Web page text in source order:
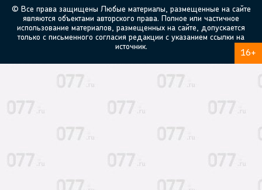
© Все права защищены Любые материалы, размещенные на сайте
являются объектами авторского права. Полное или частичное
использование материалов, размещенных на сайте, допускается
только с письменного согласия редакции с указанием ссылки на
источник.
16+